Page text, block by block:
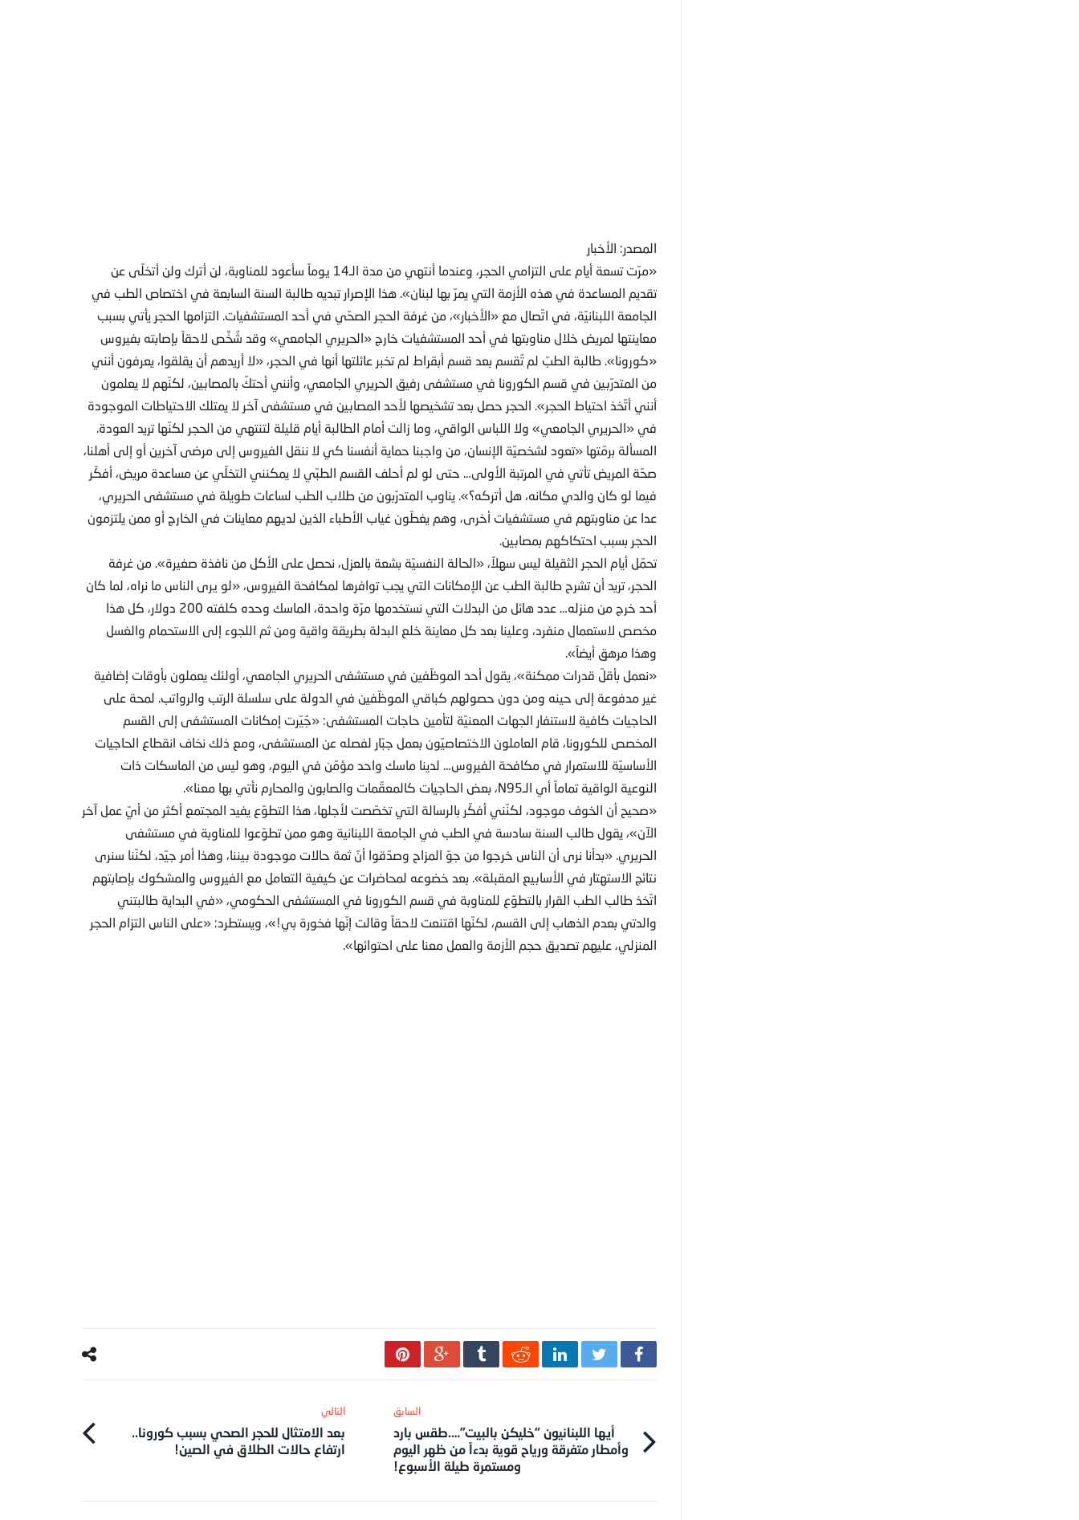
المصدر: الأخبار
«مرّت تسعة أيام على التزامي الحجر، وعندما أنتهي من مدة الـ14 يوماً سأعود للمناوبة، لن أترك ولن أتخلّى عن
تقديم المساعدة في هذه الأزمة التي يمرّ بها لبنان». هذا الإصرار تبديه طالبة السنة السابعة في اختصاص الطب في
الجامعة اللبنانيّة، في اتّصال مع «الأخبار»، من غرفة الحجر الصحّي في أحد المستشفيات. التزامها الحجر يأتي بسبب
معاينتها لمريض خلال مناوبتها في أحد المستشفيات خارج «الحريري الجامعي» وقد شُخِّص لاحقاً بإصابته بفيروس
«كورونا». طالبة الطبّ لم تُقسم بعد قسم أبقراط لم تخبر عائلتها أنها في الحجر، «لا أريدهم أن يقلقوا، يعرفون أنني
من المتدرّبين في قسم الكورونا في مستشفى رفيق الحريري الجامعي، وأنني أحتكّ بالمصابين، لكنّهم لا يعلمون
أنني أتّخذ احتياط الحجر». الحجر حصل بعد تشخيصها لأحد المصابين في مستشفى آخر لا يمتلك الاحتياطات الموجودة
في «الحريري الجامعي» ولا اللباس الواقي، وما زالت أمام الطالبة أيام قليلة لتنتهي من الحجر لكنّها تريد العودة.
المسألة برمّتها «تعود لشخصيّة الإنسان، من واجبنا حماية أنفسنا كي لا ننقل الفيروس إلى مرضى آخرين أو إلى أهلنا،
صحّة المريض تأتي في المرتبة الأولى… حتى لو لم أحلف القسم الطبّي لا يمكنني التخلّي عن مساعدة مريض، أفكّر
فيما لو كان والدي مكانه، هل أتركه؟». يناوب المتدرّبون من طلاب الطب لساعات طويلة في مستشفى الحريري،
عدا عن مناوبتهم في مستشفيات أخرى، وهم يغطّون غياب الأطباء الذين لديهم معاينات في الخارج أو ممن يلتزمون
الحجر بسبب احتكاكهم بمصابين.
تحمّل أيام الحجر الثقيلة ليس سهلاً، «الحالة النفسيّة بشعة بالعزل، نحصل على الأكل من نافذة صغيرة». من غرفة
الحجر، تريد أن تشرح طالبة الطب عن الإمكانات التي يجب توافرها لمكافحة الفيروس، «لو يرى الناس ما نراه، لما كان
أحد خرج من منزله… عدد هائل من البدلات التي نستخدمها مرّة واحدة، الماسك وحده كلفته 200 دولار، كل هذا
مخصص لاستعمال منفرد، وعلينا بعد كل معاينة خلع البدلة بطريقة واقية ومن ثم اللجوء إلى الاستحمام والغسل
وهذا مرهق أيضاً».
«نعمل بأقلّ قدرات ممكنة»، يقول أحد الموظّفين في مستشفى الحريري الجامعي، أولئك يعملون بأوقات إضافية
غير مدفوعة إلى حينه ومن دون حصولهم كباقي الموظّفين في الدولة على سلسلة الرتب والرواتب. لمحة على
الحاجيات كافية لاستنفار الجهات المعنيّة لتأمين حاجات المستشفى: «جُيّرت إمكانات المستشفى إلى القسم
المخصص للكورونا، قام العاملون الاختصاصيّون بعمل جبّار لفصله عن المستشفى، ومع ذلك نخاف انقطاع الحاجيات
الأساسيّة للاستمرار في مكافحة الفيروس… لدينا ماسك واحد مؤمّن في اليوم، وهو ليس من الماسكات ذات
النوعية الواقية تماماً أي الـN95، بعض الحاجيات كالمعقّمات والصابون والمحارم نأتي بها معنا».
«صحيح أن الخوف موجود، لكنّني أفكّر بالرسالة التي تخصّصت لأجلها، هذا التطوّع يفيد المجتمع أكثر من أيّ عمل آخر
الآن»، يقول طالب السنة سادسة في الطب في الجامعة اللبنانية وهو ممن تطوّعوا للمناوبة في مستشفى
الحريري. «بدأنا نرى أن الناس خرجوا من جوّ المزاح وصدّقوا أنّ ثمة حالات موجودة بيننا، وهذا أمر جيّد، لكنّنا سنرى
نتائج الاستهتار في الأسابيع المقبلة». بعد خضوعه لمحاضرات عن كيفية التعامل مع الفيروس والمشكوك بإصابتهم
اتّخذ طالب الطب القرار بالتطوّع للمناوبة في قسم الكورونا في المستشفى الحكومي، «في البداية طالبتني
والدتي بعدم الذهاب إلى القسم، لكنّها اقتنعت لاحقاً وقالت إنّها فخورة بي!»، ويستطرد: «على الناس التزام الحجر
المنزلي، عليهم تصديق حجم الأزمة والعمل معنا على احتوائها».
أيها اللبنانيون “خليكن بالبيت”….طقس بارد
وأمطار متفرقة ورياح قوية بدءاً من ظهر اليوم
ومستمرة طيلة الأسبوع!
بعد الامتثال للحجر الصحي بسبب كورونا..
ارتفاع حالات الطلاق في الصين!